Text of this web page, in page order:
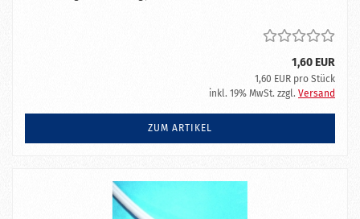
1,60 EUR
1,60 EUR pro Stück
inkl. 19% MwSt. zzgl. Versand
ZUM ARTIKEL